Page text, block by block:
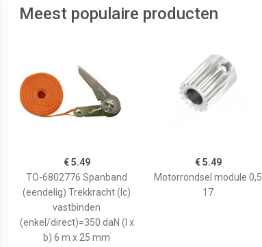
Meest populaire producten
€ 5.49
TO-6802776 Spanband
(eendelig) Trekkracht (lc)
vastbinden
(enkel/direct)=350 daN (l x
b) 6 m x 25 mm
€ 5.49
Motorrondsel module 0,5
17